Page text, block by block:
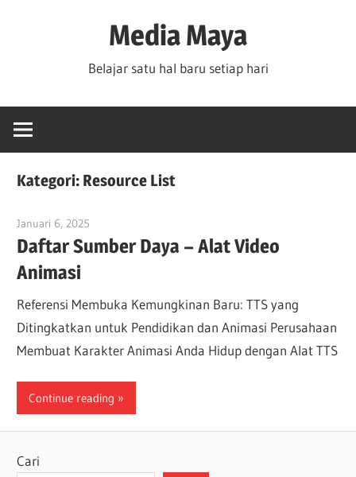
Media Maya
Belajar satu hal baru setiap hari
Kategori: Resource List
Januari 6, 2025
Daftar Sumber Daya – Alat Video
Animasi
Referensi Membuka Kemungkinan Baru: TTS yang
Ditingkatkan untuk Pendidikan dan Animasi Perusahaan
Membuat Karakter Animasi Anda Hidup dengan Alat TTS
Continue reading
Cari